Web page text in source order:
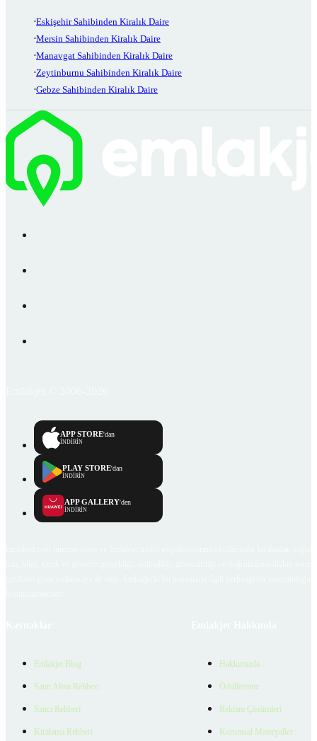
Eskişehir Sahibinden Kiralık Daire
Mersin Sahibinden Kiralık Daire
Manavgat Sahibinden Kiralık Daire
Zeytinburnu Sahibinden Kiralık Daire
Gebze Sahibinden Kiralık Daire
APP STORE'dan
İNDİRİN
PLAY STORE'dan
İNDİRİN
APP GALLERY'den
İNDİRİN
Emlakjet Blog
Satın Alma Rehberi
Satıcı Rehberi
Kiralama Rehberi
Hakkımızda
Ödüllerimiz
Reklam Çözümleri
Kurumsal Materyaller